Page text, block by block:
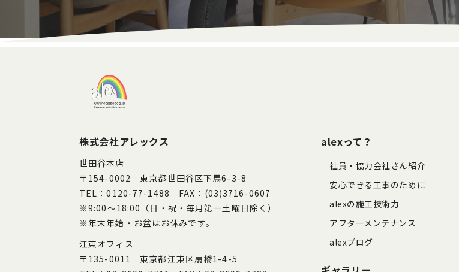
株式会社アレックス
世田谷本店
〒154-0002 東京都世田谷区下馬6-3-8
TEL：0120-77-1488 FAX：(03)3716-0607
※9:00～18:00（日・祝・毎月第一土曜日除く）
※年末年始・お盆はお休みです。
江東オフィス
〒135-0011 東京都江東区扇橋1-4-5
alexって？
社員・協力会社さん紹介
安心できる工事のために
alexの施工技術力
アフターメンテナンス
alexブログ